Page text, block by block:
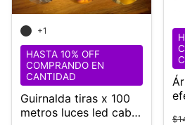
Guirnalda tiras x 100
metros luces led cable
HASTA 10% OFF
COMPRANDO EN
CANTIDAD
+1